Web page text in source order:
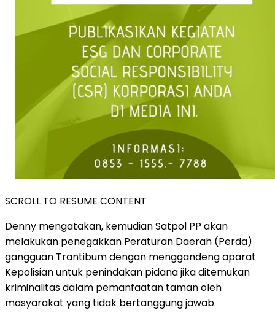
SCROLL TO RESUME CONTENT
Denny mengatakan, kemudian Satpol PP akan
melakukan penegakkan Peraturan Daerah (Perda)
gangguan Trantibum dengan menggandeng aparat
Kepolisian untuk penindakan pidana jika ditemukan
kriminalitas dalam pemanfaatan taman oleh
masyarakat yang tidak bertanggung jawab.